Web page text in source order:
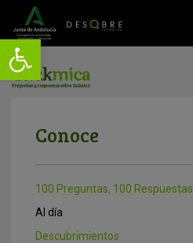
Conoce
100 Preguntas, 100 Respuestas
Al día
Descubrimientos